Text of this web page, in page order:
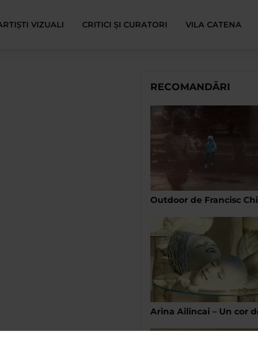
VIZUALI CRITICI ȘI CURATORI VILA CATENA
RECOMANDĂRI
Outdoor de Francisc
Arina Ailincai – Un cor